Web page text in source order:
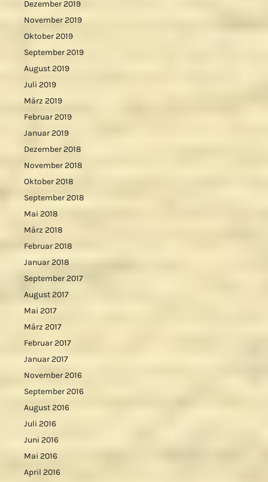
Dezember 2019
November 2019
Oktober 2019
September 2019
August 2019
Juli 2019
März 2019
Februar 2019
Januar 2019
Dezember 2018
November 2018
Oktober 2018
September 2018
Mai 2018
März 2018
Februar 2018
Januar 2018
September 2017
August 2017
Mai 2017
März 2017
Februar 2017
Januar 2017
November 2016
September 2016
August 2016
Juli 2016
Juni 2016
Mai 2016
April 2016